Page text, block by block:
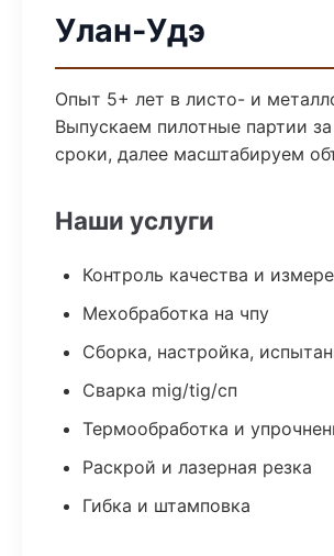
Улан-Удэ
Опыт 5+ лет в листо- и
Выпускаем пилотные партии
сроки, далее масштабируем
Наши услуги
Контроль качества и
Мехобработка на чпу
Сборка, настройка,
Сварка mig/tig/сп
Термообработка и
Раскрой и лазерная резка
Гибка и штамповка